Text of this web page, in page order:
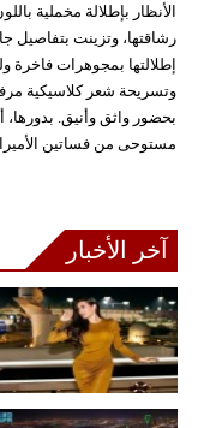
الأنظار بإطلالة مخملية
رشاقتها، وتزينت بتفاصيل
إطلالتها بمجوهرات
وتسريحة شعر كلاسيكية
بحضور واثق وأنيق.
مستوحى من فساتين
آخر الأخبار